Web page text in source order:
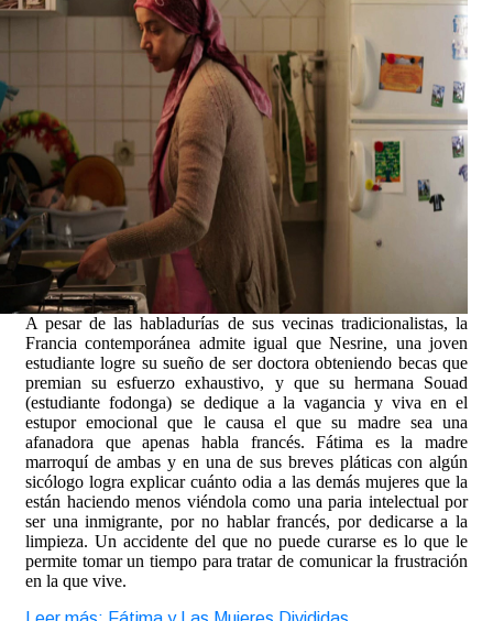
A pesar de las habladurías de sus vecinas tradicionalistas, la
Francia contemporánea admite igual que Nesrine, una joven
estudiante logre su sueño de ser doctora obteniendo becas que
premian su esfuerzo exhaustivo, y que su hermana Souad
(estudiante fodonga) se dedique a la vagancia y viva en el
estupor emocional que le causa el que su madre sea una
afanadora que apenas habla francés.Fátima es la madre
marroquí de ambas y en una de sus breves pláticas con algún
sicólogo logra explicar cuánto odia a las demás mujeres que la
están haciendo menos viéndola como una paria intelectual por
ser una inmigrante, por no hablar francés, por dedicarse a la
limpieza. Un accidente del que no puede curarse es lo que le
permite tomar un tiempo para tratar de comunicar la frustración
en la que vive.